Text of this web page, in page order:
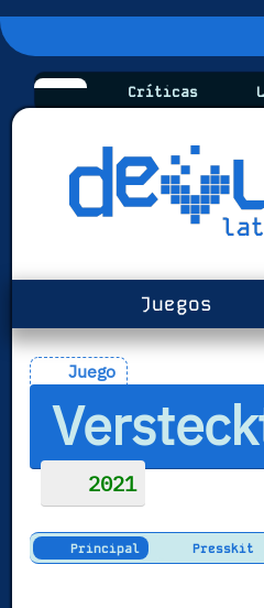
Críticas
Juegos
Juego
2021
Principal Presskit